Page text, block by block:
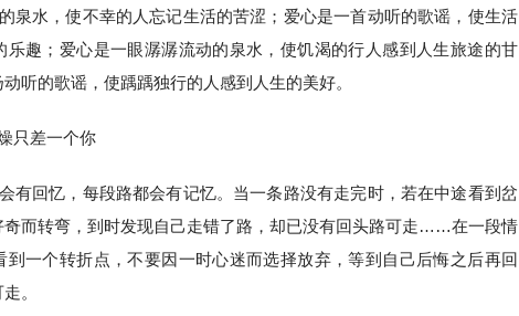
泉水，使不幸的人忘记生活的苦涩；爱心是一首动听的歌谣，使生活
乐趣；爱心是一眼潺潺流动的泉水，使饥渴的行人感到人生旅途的甘
听的歌谣，使踽踽独行的人感到人生的美好。
只差一个你
有回忆，每段路都会有记忆。当一条路没有走完时，若在中途看到岔
奇而转弯，到时发现自己走错了路，却已没有回头路可走……在一段情
到一个转折点，不要因一时心迷而选择放弃，等到自己后悔之后再回
。